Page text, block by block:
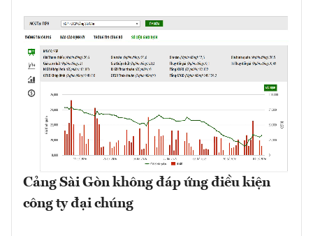
Cảng Sài Gòn không đáp ứng điều kiện
công ty đại chúng